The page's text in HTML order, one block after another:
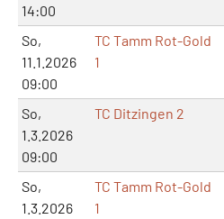
14:00
So,
11.1.2026
09:00
TC Tamm Rot-Gold
1
So,
1.3.2026
09:00
TC Ditzingen 2
So,
1.3.2026
TC Tamm Rot-Gold
1